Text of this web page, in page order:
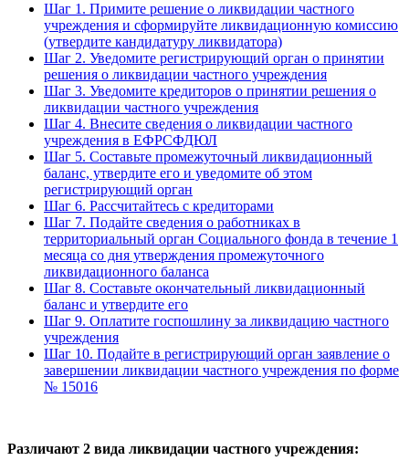
Шаг 1. Примите решение о ликвидации частного
учреждения и сформируйте ликвидационную комиссию
(утвердите кандидатуру ликвидатора)
Шаг 2. Уведомите регистрирующий орган о принятии
решения о ликвидации частного учреждения
Шаг 3. Уведомите кредиторов о принятии решения о
ликвидации частного учреждения
Шаг 4. Внесите сведения о ликвидации частного
учреждения в ЕФРСФДЮЛ
Шаг 5. Составьте промежуточный ликвидационный
баланс, утвердите его и уведомите об этом
регистрирующий орган
Шаг 6. Рассчитайтесь с кредиторами
Шаг 7. Подайте сведения о работниках в
территориальный орган Социального фонда в течение 1
месяца со дня утверждения промежуточного
ликвидационного баланса
Шаг 8. Составьте окончательный ликвидационный
баланс и утвердите его
Шаг 9. Оплатите госпошлину за ликвидацию частного
учреждения
Шаг 10. Подайте в регистрирующий орган заявление о
завершении ликвидации частного учреждения по форме
№ 15016
Различают 2 вида ликвидации частного учреждения: